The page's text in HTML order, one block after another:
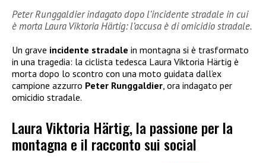
Peter Runggaldier indagato dopo l’incidente stradale in cui
è morta Laura Viktoria Härtig: l’accusa è di omicidio stradale.
Un grave incidente stradale in montagna si è trasformato
in una tragedia: la ciclista tedesca Laura Viktoria Härtig è
morta dopo lo scontro con una moto guidata dall’ex
campione azzurro Peter Runggaldier, ora indagato per
omicidio stradale.
Laura Viktoria Härtig, la passione per la
montagna e il racconto sui social